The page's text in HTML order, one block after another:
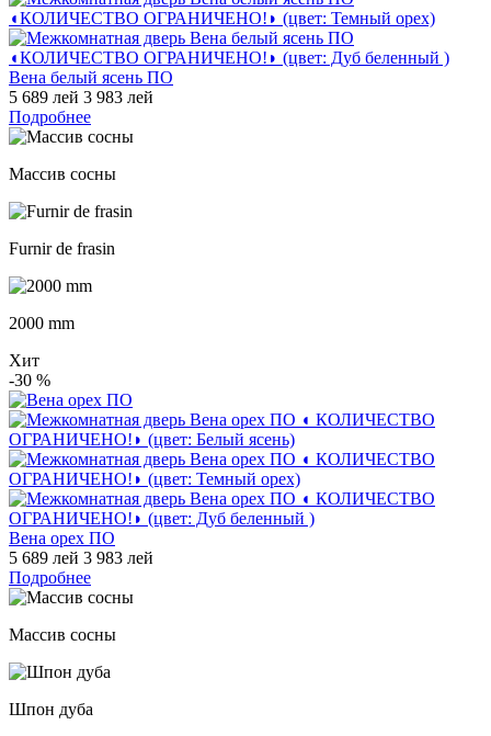
Вена белый ясень ПО
5 689 лей 3 983 лей
Подробнее
Массив сосны
Furnir de frasin
2000 mm
Хит
-30 %
Вена орех ПО
5 689 лей 3 983 лей
Подробнее
Массив сосны
Шпон дуба